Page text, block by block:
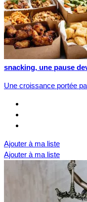
snacking, une pause
Une croissance portée
Ajouter à ma liste
Ajouter à ma liste